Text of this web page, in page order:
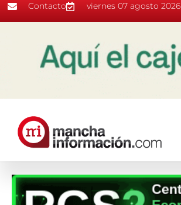
Contacto viernes 07 agosto 2026